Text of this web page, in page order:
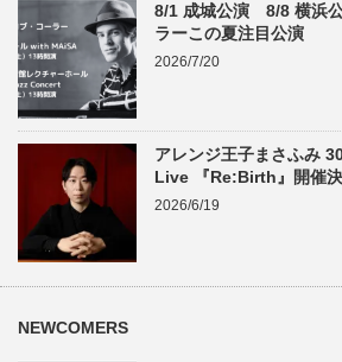
8/1 成城公演 8/8 横浜
ラーこの夏注目公演
2026/7/20
アレンジ王子まさふみ
Live 『Re:Birth』開催決
2026/6/19
NEWCOMERS